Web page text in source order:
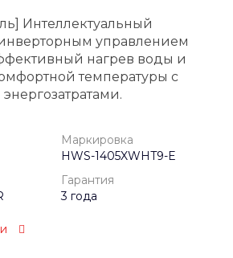
Интеллектуальный
управлением
нагрев воды и
температуры с
Маркировка
HWS-1405XWHT9-E
Гарантия
3 года